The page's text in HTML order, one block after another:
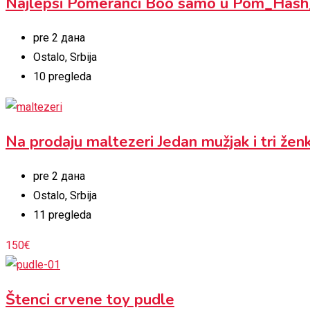
pre 2 дана
Ostalo, Srbija
10 pregleda
Na prodaju maltezeri Jedan mužjak i tri
pre 2 дана
Ostalo, Srbija
11 pregleda
150€
Štenci crvene toy pudle